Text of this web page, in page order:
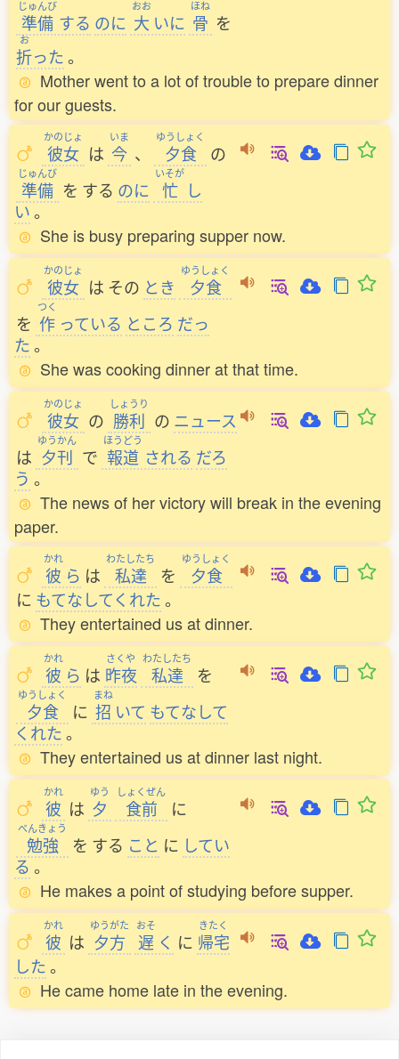
じゅんび
準備 する のに
おお
大 いに
ほね
骨 を
お
折った。
Mother went to a lot of trouble to prepare dinner
for our guests.
かのじょ
彼女 は
いま
今 、
ゆうしょく
夕食 の
じゅんび
準備 を する のに
いそが
忙 し
い。
She is busy preparing supper now.
かのじょ
彼女 は その とき
ゆうしょく
夕食
を
つく
作 っている ところ だっ
た。
She was cooking dinner at that time.
かのじょ
彼女 の
しょうり
勝利 の ニュース
は
ゆうかん
夕刊 で
ほうどう
報道 される だろ
う 。
The news of her victory will break in the evening
paper.
かれ
彼 ら は
わたしたち
私達 を
ゆうしょく
夕食
に もてなしてくれた。
They entertained us at dinner.
かれ
彼 ら は
さくや
昨夜
わたしたち
私達 を
ゆうしょく
夕食 に
まね
招 いて もてなして
くれた。
They entertained us at dinner last night.
かれ
彼 は
ゆう
夕
しょくぜん
食前 に
べんきょう
勉強 を する こと に してい
る 。
He makes a point of studying before supper.
かれ
彼 は
ゆうがた
夕方
おそ
遅 く に
きたく
帰宅
した。
He came home late in the evening.